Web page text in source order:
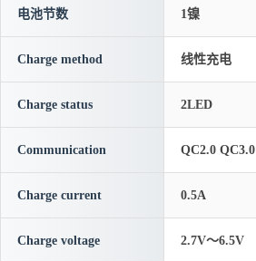
电池节数 1镍
Charge method 线性充电
Charge status 2LED
Communication QC2.0 QC3.0
Charge current 0.5A
Charge voltage 2.7V～6.5V